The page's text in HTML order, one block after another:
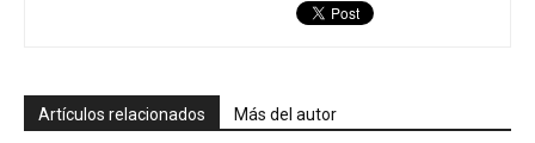
Artículos relacionados Más del autor